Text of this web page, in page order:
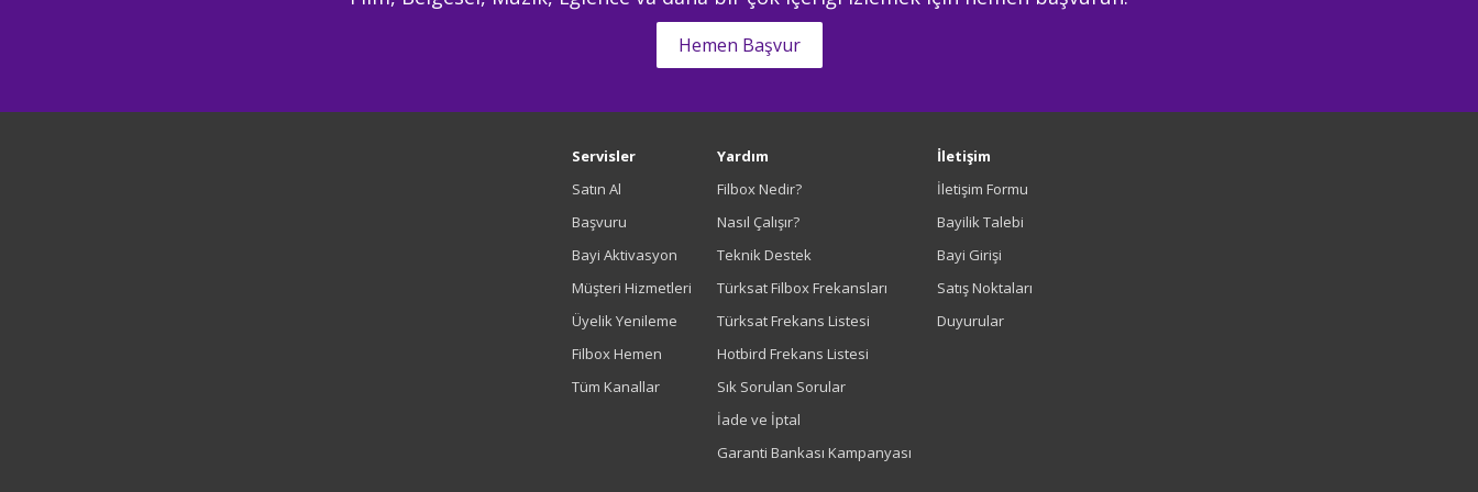
Hemen Başvur
Servisler
Satın Al
Başvuru
Bayi Aktivasyon
Müşteri Hizmetleri
Üyelik Yenileme
Filbox Hemen
Tüm Kanallar
Yardım
Filbox Nedir?
Nasıl Çalışır?
Teknik Destek
Türksat Filbox Frekansları
Türksat Frekans Listesi
Hotbird Frekans Listesi
Sık Sorulan Sorular
İade ve İptal
Garanti Bankası Kampanyası
İletişim
İletişim Formu
Bayilik Talebi
Bayi Girişi
Satış Noktaları
Duyurular